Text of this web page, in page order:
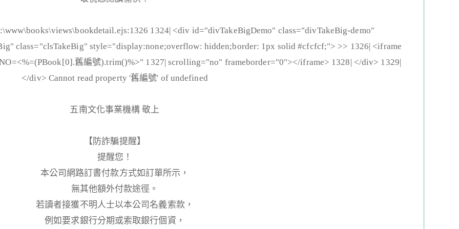
1324| <div id="divTakeBigDemo" class="divTakeBig-demo"
class="clsTakeBig" style="display:none;overflow: hidden;border: 1px solid #cfcfcf;"> >> 1326| <iframe
舊編號).trim()%>" 1327| scrolling="no" frameborder="0"></iframe> 1328| </div> 1329|
</div> Cannot read property '舊編號' of undefined
五南文化事業機構 敬上
【防詐騙提醒】
提醒您！
本公司網路訂書付款方式如訂單所示，
無其他額外付款途徑。
若讀者接獲不明人士以本公司名義索款，
例如要求銀行分期或索取銀行個資，